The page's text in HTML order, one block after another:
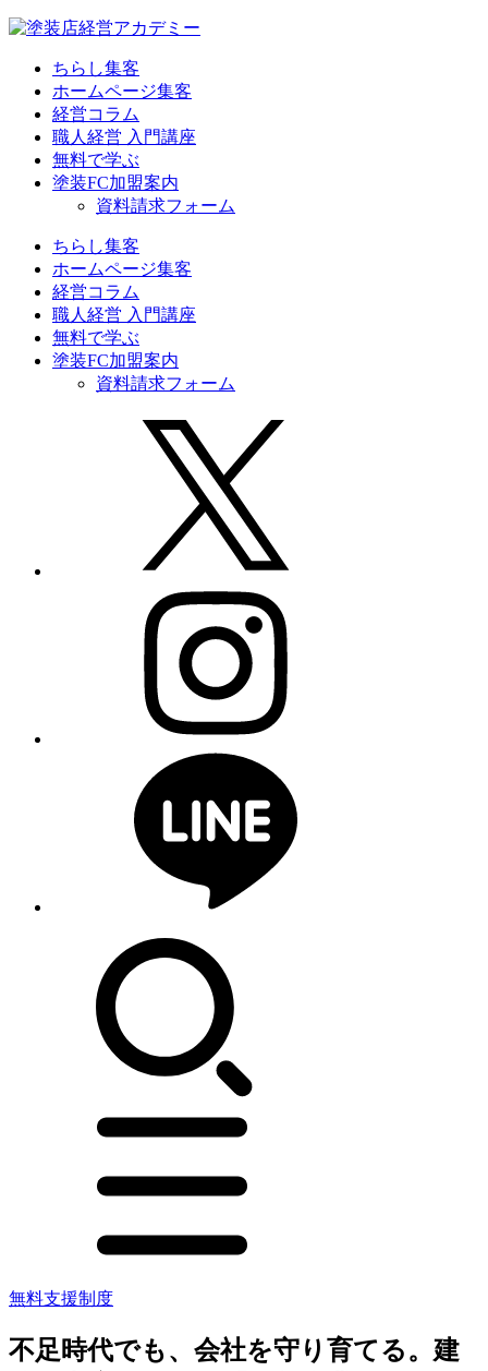
ちらし集客
ホームページ集客
経営コラム
職人経営 入門講座
無料で学ぶ
塗装FC加盟案内
資料請求フォーム
ちらし集客
ホームページ集客
経営コラム
職人経営 入門講座
無料で学ぶ
塗装FC加盟案内
資料請求フォーム
無料支援制度
不足時代でも、会社を守り育てる。建